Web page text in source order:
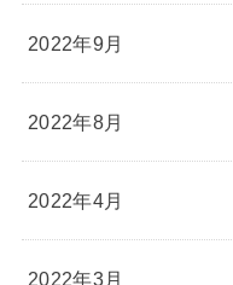
2022年9月
2022年8月
2022年4月
2022年3月